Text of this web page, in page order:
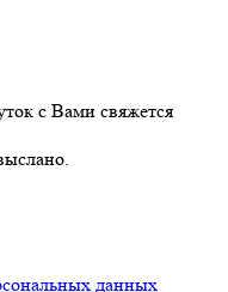
с Вами свяжется
данных